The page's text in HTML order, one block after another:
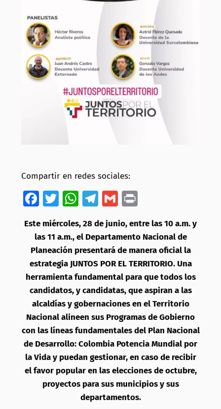
Compartir en redes sociales:
Facebook
Twitter
WhatsApp
Telegram
GmailPrint
Este miércoles, 28 de junio, entre las 10 a.m. y
las 11 a.m., el Departamento Nacional de
Planeación presentará de manera oficial la
estrategia JUNTOS POR EL TERRITORIO. Una
herramienta fundamental para que todos los
candidatos, y candidatas, que aspiran a las
alcaldías y gobernaciones en el Territorio
Nacional alineen sus Programas de Gobierno
con las líneas fundamentales del Plan Nacional
de Desarrollo: Colombia Potencia Mundial por
la Vida y puedan gestionar, en caso de recibir
el favor popular en las elecciones de octubre,
proyectos para sus municipios y sus
departamentos.